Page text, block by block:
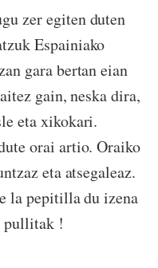
zer egiten duten
Espainiako
gara bertan eian
gain, neska dira,
eta xikokari.
orai artio. Oraiko
eta atsegaleaz.
la pepitilla du izena
pullitak !